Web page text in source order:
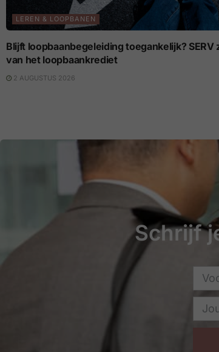
LEREN & LOOPBANEN
Blijft loopbaanbegeleiding toegankelijk?
van het loopbaankrediet
2 AUGUSTUS 2026
Schrijf